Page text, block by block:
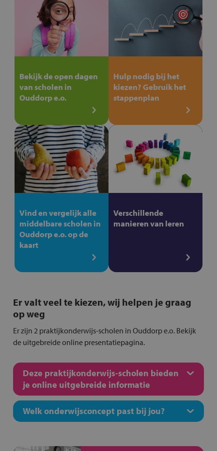
Bekijk de open dagen
van scholen in
Ouddorp e.o.
Hulp nodig bij het
kiezen? Gebruik het
stappenplan
Vind en vergelijk alle
middelbare scholen in
Ouddorp e.o. op de
kaart
Verschillende
manieren van leren
Er valt veel te kiezen, wij helpen je graag
op weg
Er zijn 2 praktijkonderwijs-scholen in Ouddorp e.o. Bekijk
de uitgebreide online presentatiepagina.
Deze praktijkonderwijs-scholen bieden
je online uitgebreide informatie
Welk onderwijsconcept past bij jou?